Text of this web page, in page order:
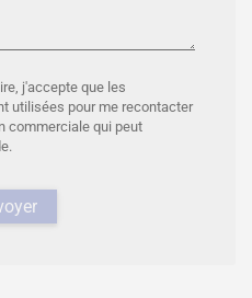
j'accepte que les
utilisées pour me recontacter
commerciale qui peut